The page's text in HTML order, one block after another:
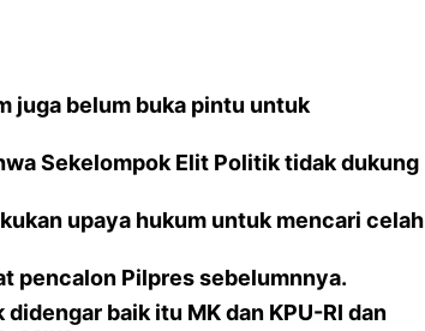
juga belum buka pintu untuk
Sekelompok Elit Politik tidak dukung
upaya hukum untuk mencari celah
pencalon Pilpres sebelumnnya.
baik itu MK dan KPU-RI dan